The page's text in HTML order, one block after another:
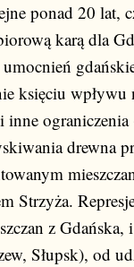
ponad 20 lat,
karą dla
księciu wpływu
i inne
drewna
Strzyża.
z Gdańska,
Słupsk), od